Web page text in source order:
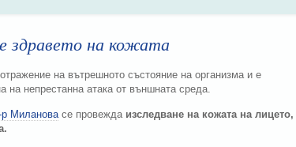
здравето на кожата
на вътрешното състояние на организма и е
на непрестанна атака от външната среда.
р Миланова се провежда изследване на кожата на лицето,